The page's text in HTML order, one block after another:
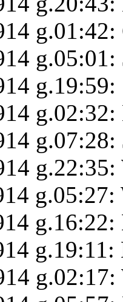
g.05:01:
g.19:59:
g.02:32:
g.07:28: